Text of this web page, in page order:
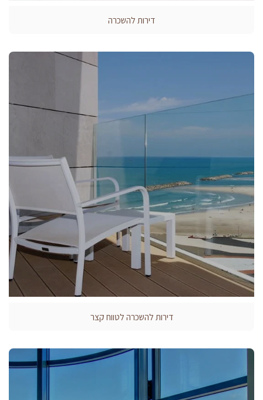
דירות להשכרה
דירות להשכרה לטווח קצר